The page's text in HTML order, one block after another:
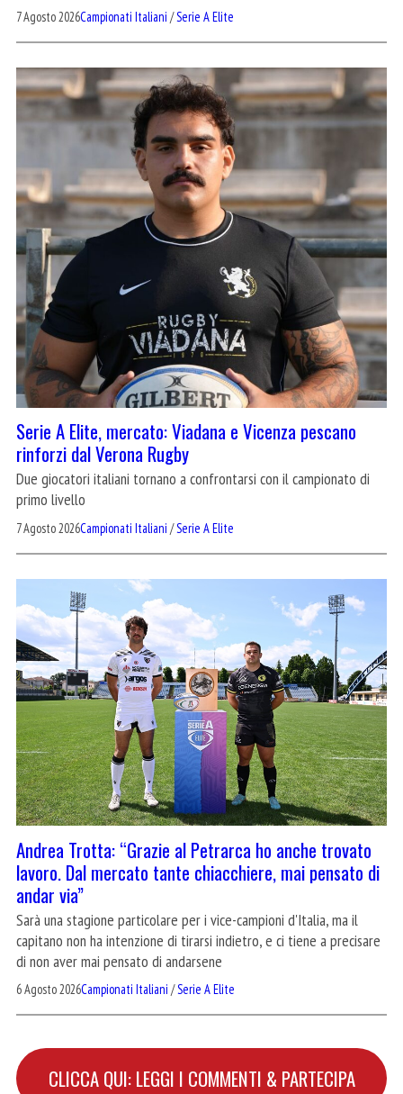
7 Agosto 2026Campionati Italiani /Serie A Elite
Serie A Elite, mercato: Viadana e Vicenza pescano
rinforzi dal Verona Rugby
Due giocatori italiani tornano a confrontarsi con il campionato di
primo livello
7 Agosto 2026Campionati Italiani /Serie A Elite
Andrea Trotta: “Grazie al Petrarca ho anche trovato
lavoro. Dal mercato tante chiacchiere, mai pensato di
andar via”
Sarà una stagione particolare per i vice-campioni d'Italia, ma il
capitano non ha intenzione di tirarsi indietro, e ci tiene a precisare
di non aver mai pensato di andarsene
6 Agosto 2026Campionati Italiani /Serie A Elite
CLICCA QUI: LEGGI I COMMENTI & PARTECIPA